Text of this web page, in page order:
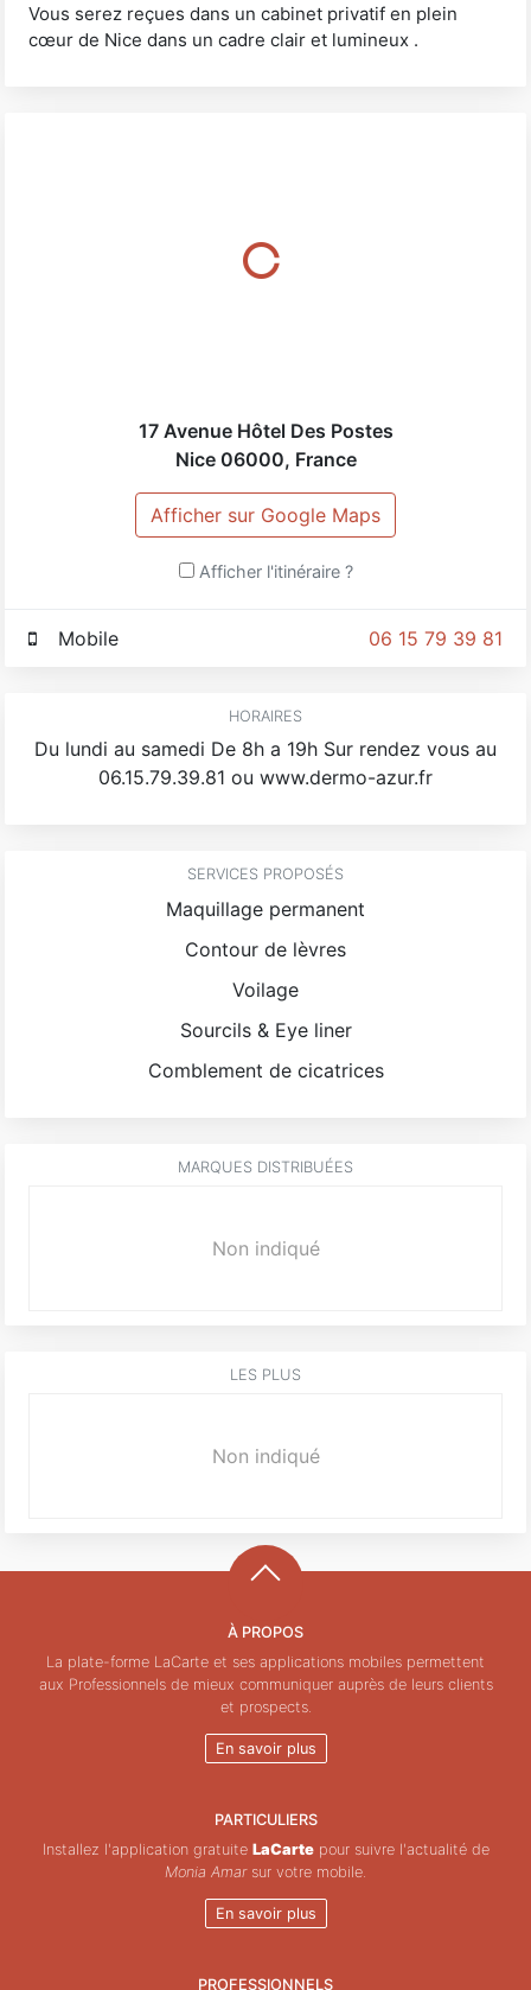
Vous serez reçues dans un cabinet privatif en plein
cœur de Nice dans un cadre clair et lumineux .
17 Avenue Hôtel Des Postes
Nice 06000, France
Afficher sur Google Maps
Afficher l'itinéraire ?
06 15 79 39 81
Mobile
HORAIRES
Du lundi au samedi De 8h a 19h Sur rendez vous au
06.15.79.39.81 ou www.dermo-azur.fr
SERVICES PROPOSÉS
Maquillage permanent
Contour de lèvres
Voilage
Sourcils & Eye liner
Comblement de cicatrices
MARQUES DISTRIBUÉES
Non indiqué
LES PLUS
Non indiqué
À PROPOS
La plate-forme LaCarte et ses applications mobiles permettent
aux Professionnels de mieux communiquer auprès de leurs clients
et prospects.
En savoir plus
PARTICULIERS
Installez l'application gratuite LaCartepour suivre l'actualité de
Monia Amarsur votre mobile.
En savoir plus
PROFESSIONNELS